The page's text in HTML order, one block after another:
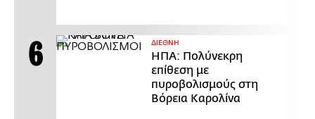
ΔΙΕΘΝΗ
ΗΠΑ: Πολύνεκρη
επίθεση με
πυροβολισμούς στη
Βόρεια Καρολίνα